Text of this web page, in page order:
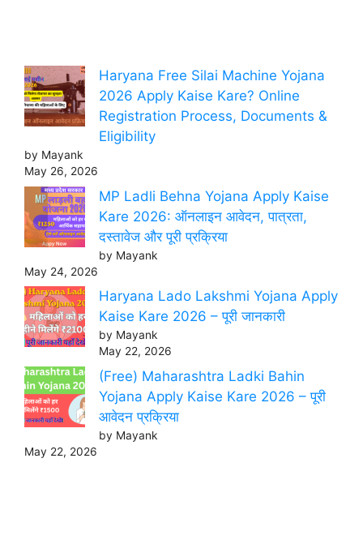
Haryana Free Silai Machine Yojana
2026 Apply Kaise Kare? Online
Registration Process, Documents &
Eligibility
by Mayank
May 26, 2026
MP Ladli Behna Yojana Apply Kaise
Kare 2026: ऑनलाइन आवेदन, पात्रता,
दस्तावेज और पूरी प्रक्रिया
by Mayank
May 24, 2026
Haryana Lado Lakshmi Yojana Apply
Kaise Kare 2026 – पूरी जानकारी
by Mayank
May 22, 2026
(Free) Maharashtra Ladki Bahin
Yojana Apply Kaise Kare 2026 – पूरी
आवेदन प्रक्रिया
by Mayank
May 22, 2026